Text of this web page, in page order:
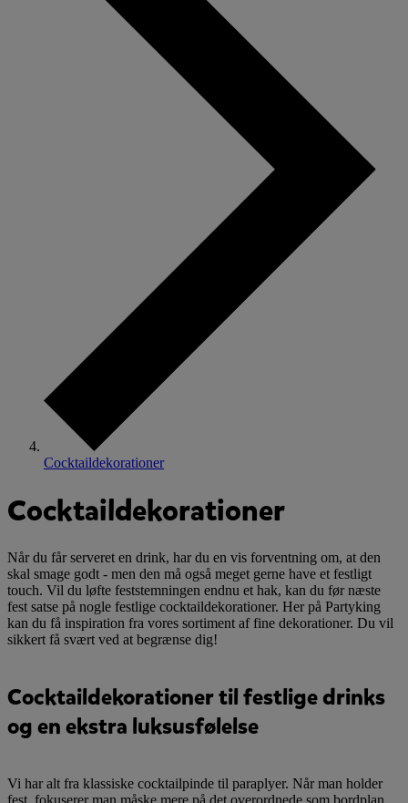
Cocktaildekorationer
Cocktaildekorationer
Når du får serveret en drink, har du en vis forventning om, at den
skal smage godt - men den må også meget gerne have et festligt
touch. Vil du løfte feststemningen endnu et hak, kan du før næste
fest satse på nogle festlige cocktaildekorationer. Her på Partyking
kan du få inspiration fra vores sortiment af fine dekorationer. Du vil
sikkert få svært ved at begrænse dig!
Cocktaildekorationer til festlige drinks
og en ekstra luksusfølelse
Vi har alt fra klassiske cocktailpinde til paraplyer. Når man holder
fest, fokuserer man måske mere på det overordnede som bordplan,